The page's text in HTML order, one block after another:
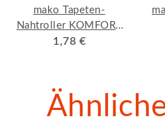
mako Tapeten-
Nahtroller KOMFORT
Konische Form,
1,78 €